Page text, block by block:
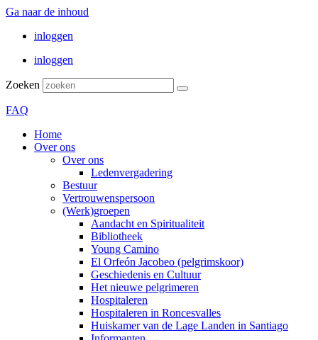
Ga naar de inhoud
inloggen
inloggen
Zoeken
FAQ
Home
Over ons
Over ons
Ledenvergadering
Bestuur
Vertrouwenspersoon
(Werk)groepen
Aandacht en Spiritualiteit
Bibliotheek
Young Camino
El Orfeón Jacobeo (pelgrimskoor)
Geschiedenis en Cultuur
Het nieuwe pelgrimeren
Hospitaleren
Hospitaleren in Roncesvalles
Huiskamer van de Lage Landen in Santiago